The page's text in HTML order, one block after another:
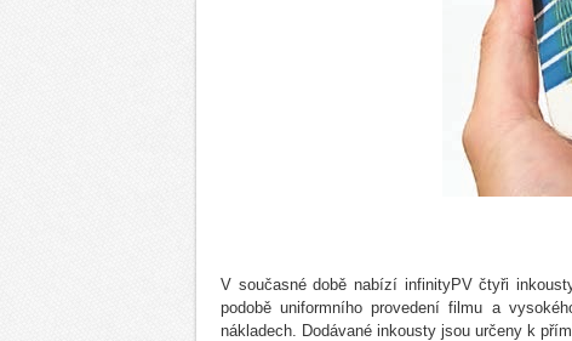
V současné době nabízí infinityPV čtyři
podobě uniformního provedení filmu a
nákladech. Dodávané inkousty jsou určeny k